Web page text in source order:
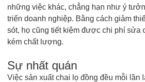
những việc khác, chẳng hạn như ý
triển doanh nghiệp. Bằng cách giảm
sót, họ cũng tiết kiệm được chi phí sửa
kém chất lượng.
Sự nhất quán
Việc sản xuất chai lọ đồng đều mỗi lần